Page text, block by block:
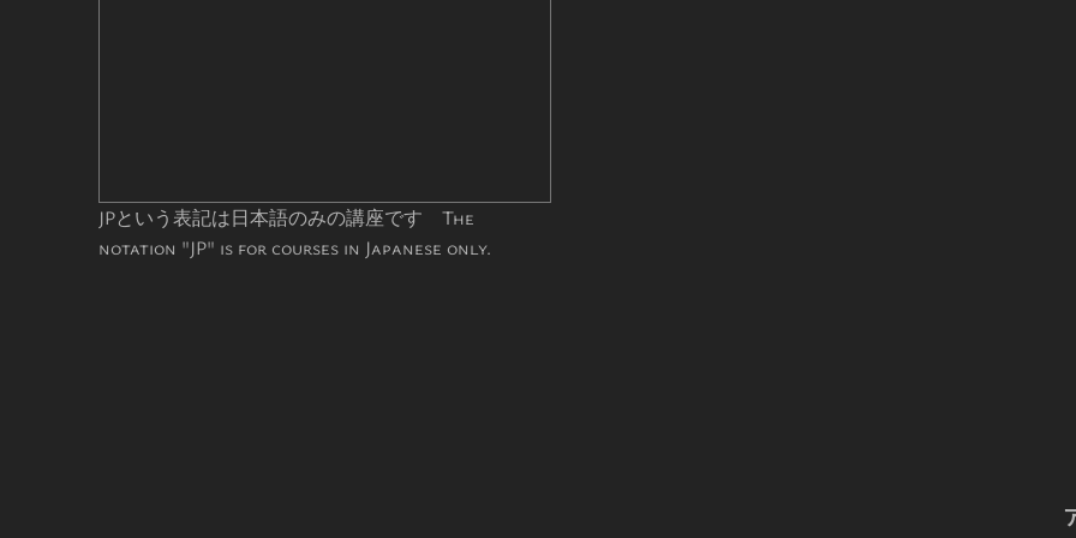
JPという表記は日本語のみの講座です The
notation "JP" is for courses in Japanese only.